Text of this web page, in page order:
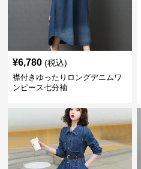
¥6,780 (税込)
襟付きゆったりロングデニムワ
ンピース七分袖